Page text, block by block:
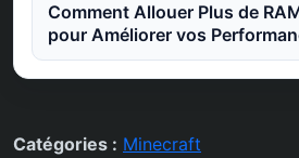
Comment Allouer Plus de
pour Améliorer vos
Catégories : Minecraft